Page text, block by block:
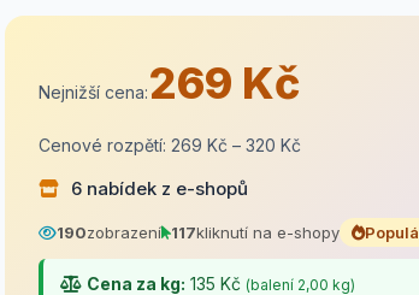
Nejnižší cena:269 Kč
Cenové rozpětí: 269 Kč – 320 Kč
6 nabídek z e-shopů
190zobrazení 117kliknutí na e-shopy
Cena za kg: 135 Kč (balení 2,00 kg)